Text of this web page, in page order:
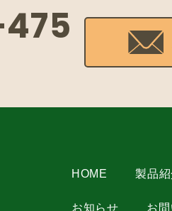
HOME 製品紹
お知らせ お